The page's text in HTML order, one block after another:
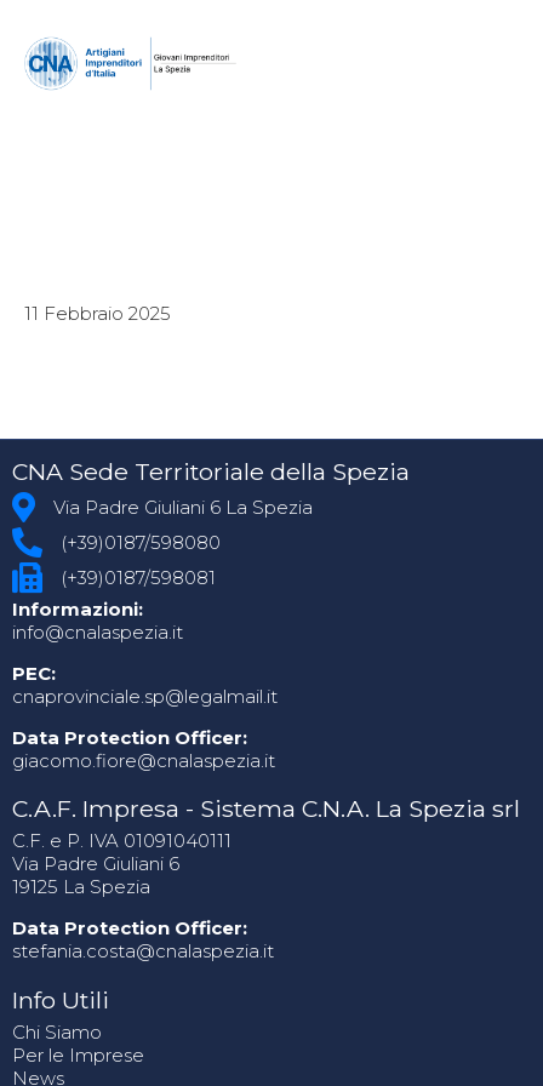
11 Febbraio 2025
CNA Sede Territoriale della Spezia
Via Padre Giuliani 6 La Spezia
(+39)0187/598080
(+39)0187/598081
Informazioni:
info@cnalaspezia.it
PEC:
cnaprovinciale.sp@legalmail.it
Data Protection Officer:
giacomo.fiore@cnalaspezia.it
C.A.F. Impresa - Sistema C.N.A. La Spezia srl
C.F. e P. IVA 01091040111
Via Padre Giuliani 6
19125 La Spezia
Data Protection Officer:
stefania.costa@cnalaspezia.it
Info Utili
Chi Siamo
Per le Imprese
News